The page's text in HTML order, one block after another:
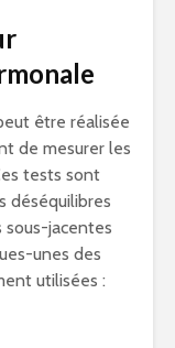
être réalisée
de mesurer les
tests sont
déséquilibres
sous-jacentes
unes des
utilisées :